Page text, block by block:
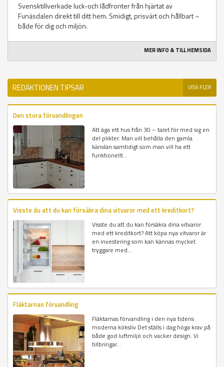
Svensktillverkade luck-och lådfronter från hjärtat av
Funäsdalen direkt till ditt hem. Smidigt, prisvärt och hållbart –
både för dig och miljön.
MER INFO & TILL HEMSIDA
REDAKTIONEN TIPSAR VISA FLER
Den stora förvandlingen
Att äga ett hus från 30 – talet för med sig en
del plikter. Man vill behålla den gamla
känslan samtidigt som man vill ha ett
funktionellt...
Visste du att du kan försäkra dina vitvaror med ett kreditkort?
Visste du att du kan försäkra dina vitvaror
med ett kreditkort? Att köpa nya vitvaror är
en investering som kan kännas mycket
tryggare med...
Fläktarnas förvandling
Fläktarnas förvandling i den nya tidens
moderna köksliv Det ställs i dag höga krav på
både god luftmiljö och vacker design. Vi
tillbringar...